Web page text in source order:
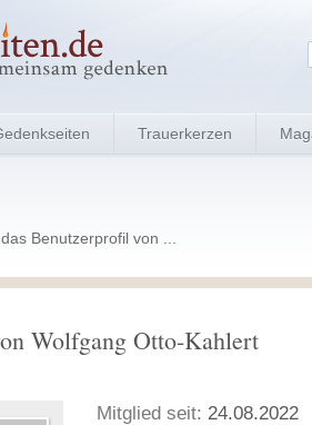
Trauerkerzen
Benutzerprofil von ...
Wolfgang Otto-Kahlert
Mitglied seit: 24.08.2022